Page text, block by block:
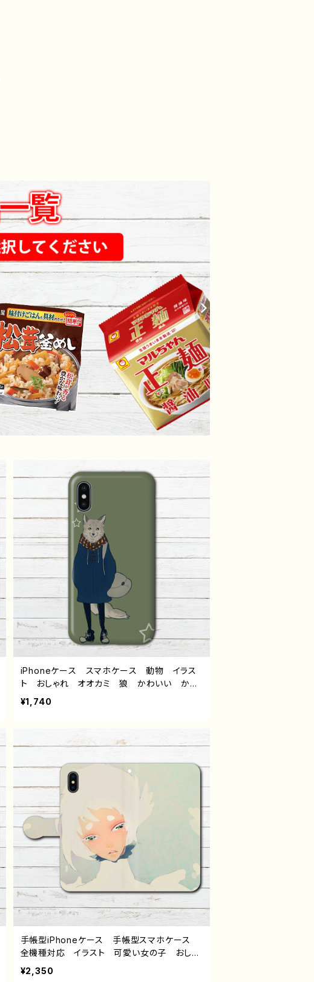
iPhoneケース スマホケース 動物 イラス
ト おしゃれ オオカミ 狼 かわいい かっ
こいい メンズ レディース 女子 高校生
男子 iPhone17/16/15/14/13 AQUOS sen
Android アンドロイド ケース おすす
め 個性的 人気 イラストレーター クリエ
ズ タイトル：マチアワセ（狼さん） 作：黒糖か
らす
¥1,740
手帳型iPhoneケース 手帳型スマホケース
全機種対応 イラスト 可愛い女の子 おしゃ
れ 綺麗 白髪 銀髪 ショートカット ボブ
ヘア iPhone15/14/13/12/11 AQUOS Xp
¥2,350